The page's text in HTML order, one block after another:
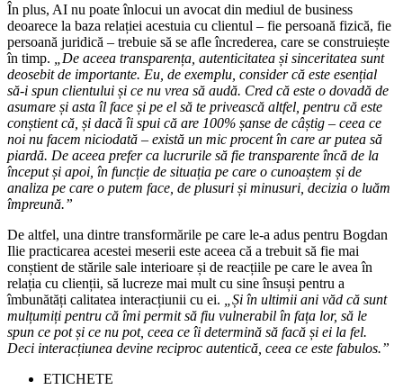
În plus, AI nu poate înlocui un avocat din mediul de business
deoarece la baza relației acestuia cu clientul – fie persoană fizică, fie
persoană juridică – trebuie să se afle încrederea, care se construiește
în timp.
„De aceea transparența, autenticitatea și sinceritatea sunt
deosebit de importante. Eu, de exemplu, consider că este esențial
să-i spun clientului și ce nu vrea să audă. Cred că este o dovadă de
asumare și asta îl face și pe el să te privească altfel, pentru că este
conștient că, și dacă îi spui că are 100% șanse de câștig – ceea ce
noi nu facem niciodată – există un mic procent în care ar putea să
piardă. De aceea prefer ca lucrurile să fie transparente încă de la
început și apoi, în funcție de situația pe care o cunoaștem și de
analiza pe care o putem face, de plusuri și minusuri, decizia o luăm
împreună.”
De altfel, una dintre transformările pe care le-a adus pentru Bogdan
Ilie practicarea acestei meserii este aceea că a trebuit să fie mai
conștient de stările sale interioare și de reacțiile pe care le avea în
relația cu clienții, să lucreze mai mult cu sine însuși pentru a
îmbunătăți calitatea interacțiunii cu ei.
„Și în ultimii ani văd că sunt
mulțumiți pentru că îmi permit să fiu vulnerabil în fața lor, să le
spun ce pot și ce nu pot, ceea ce îi determină să facă și ei la fel.
Deci interacțiunea devine reciproc autentică, ceea ce este fabulos.”
ETICHETE